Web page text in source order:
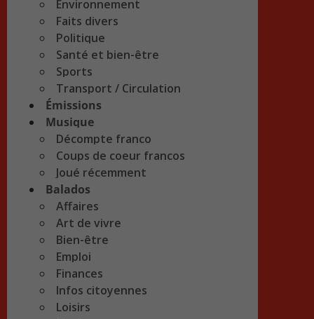
Environnement
Faits divers
Politique
Santé et bien-être
Sports
Transport / Circulation
Émissions
Musique
Décompte franco
Coups de coeur francos
Joué récemment
Balados
Affaires
Art de vivre
Bien-être
Emploi
Finances
Infos citoyennes
Loisirs